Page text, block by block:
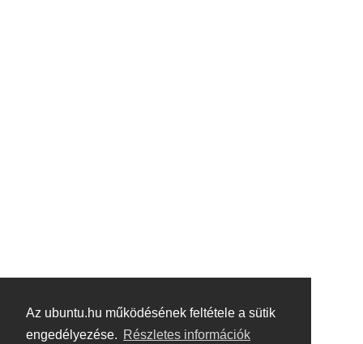
Az ubuntu.hu működésének feltétele a sütik
engedélyezése. Részletes információk